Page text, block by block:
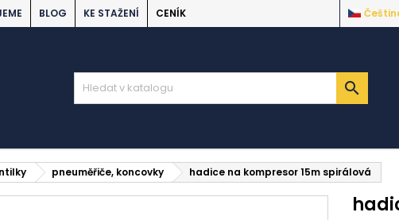
BLOG KE STAŽENÍ CENÍK

pneuměřiče, koncovky hadice na kompresor 15m spirálová